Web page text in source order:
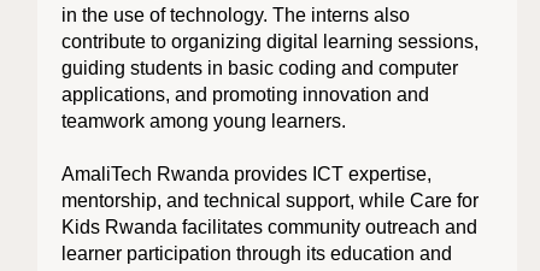
in the use of technology. The interns also
contribute to organizing digital learning sessions,
guiding students in basic coding and computer
applications, and promoting innovation and
teamwork among young learners.
AmaliTech Rwanda provides ICT expertise,
mentorship, and technical support, while Care for
Kids Rwanda facilitates community outreach and
learner participation through its education and